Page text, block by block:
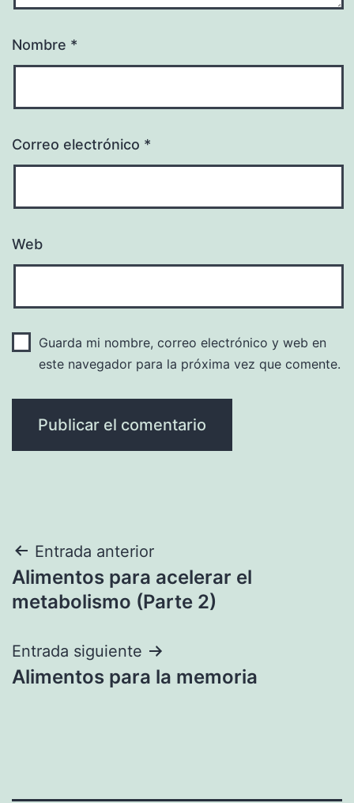
Nombre *
Correo electrónico *
Web
Guarda mi nombre, correo electrónico y web en
este navegador para la próxima vez que comente.
Navegación
de
Entrada anterior
Alimentos para acelerar el
metabolismo (Parte 2)
Entrada siguiente
Alimentos para la memoria